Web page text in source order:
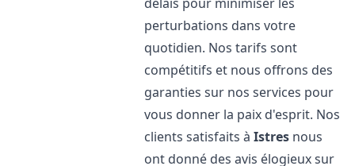
perturbations dans votre
quotidien. Nos tarifs sont
compétitifs et nous offrons des
garanties sur nos services pour
vous donner la paix d'esprit. Nos
clients satisfaits àIstres nous
ont donné des avis élogieux sur